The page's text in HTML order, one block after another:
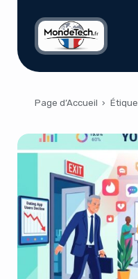
Page d’Accueil ›